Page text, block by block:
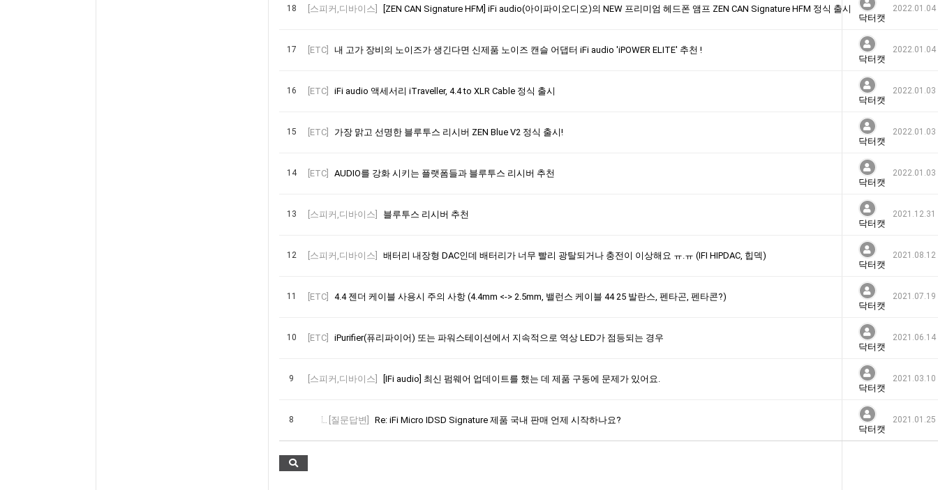
18 [스피커,디바이스]
[ZEN CAN Signature HFM] iFi audio(아이파이오디오)의 NEW 프리미엄 헤드폰 앰프 ZEN CAN Signature HFM 정식 출시
닥터캣
2022.01.04
17 [ETC]
내 고가 장비의 노이즈가 생긴다면 신제품 노이즈 캔슬 어댑터 iFi audio 'iPOWER ELITE' 추천 !
닥터캣
2022.01.04
16 [ETC]
iFi audio 액세서리 iTraveller, 4.4 to XLR Cable 정식 출시
닥터캣
2022.01.03
15 [ETC]
가장 맑고 선명한 블루투스 리시버 ZEN Blue V2 정식 출시!
닥터캣
2022.01.03
14 [ETC]
AUDIO를 강화 시키는 플랫폼들과 블루투스 리시버 추천
닥터캣
2022.01.03
13 [스피커,디바이스]
블루투스 리시버 추천
닥터캣
2021.12.31
12 [스피커,디바이스]
배터리 내장형 DAC인데 배터리가 너무 빨리 광탈되거나 충전이 이상해요 ㅠ.ㅠ (IFI HIPDAC, 힙덱)
닥터캣
2021.08.12
11 [ETC]
4.4 젠더 케이블 사용시 주의 사항 (4.4mm <-> 2.5mm, 밸런스 케이블 44 25 발란스, 펜타곤, 펜타콘?)
닥터캣
2021.07.19
10 [ETC]
iPurifier(퓨리파이어) 또는 파워스테이션에서 지속적으로 역상 LED가 점등되는 경우
닥터캣
2021.06.14
9 [스피커,디바이스]
[IFi audio] 최신 펌웨어 업데이트를 했는 데 제품 구동에 문제가 있어요.
닥터캣
2021.03.10
8 [질문답변]
Re: iFi Micro IDSD Signature 제품 국내 판매 언제 시작하나요?
닥터캣
2021.01.25